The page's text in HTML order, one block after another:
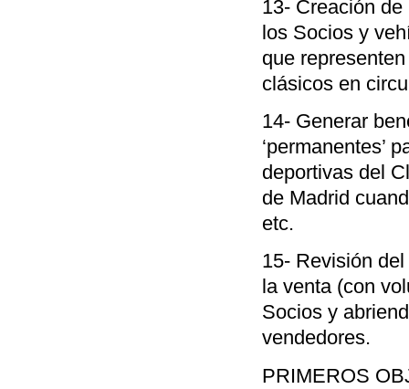
13- Creación
los Socios y
que
clásicos en
14- Generar
‘permanentes’
deportivas del
de Madrid
etc.
15- Revisión
la venta (con
Socios y
vendedores.
PRIMEROS